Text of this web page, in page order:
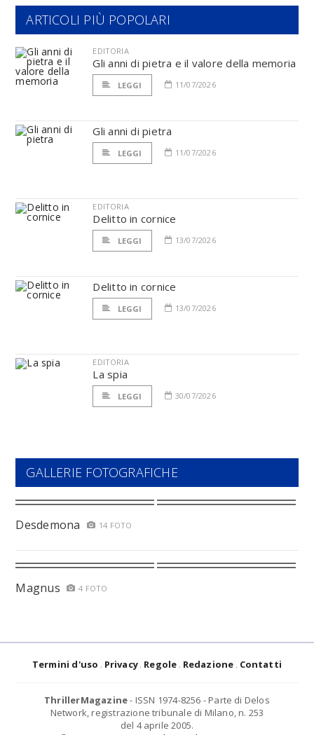
ARTICOLI PIÙ POPOLARI
EDITORIA
Gli anni di pietra e il valore della memoria
LEGGI 11/07/2026
Gli anni di pietra
LEGGI 11/07/2026
EDITORIA
Delitto in cornice
LEGGI 13/07/2026
Delitto in cornice
LEGGI 13/07/2026
EDITORIA
La spia
LEGGI 30/07/2026
GALLERIE FOTOGRAFICHE
Desdemona 14 FOTO
Magnus 4 FOTO
Termini d'uso Privacy Regole Redazione Contatti
ThrillerMagazine- ISSN 1974-8256 - Parte di Delos
Network, registrazione tribunale di Milano, n. 253
del 4 aprile 2005.